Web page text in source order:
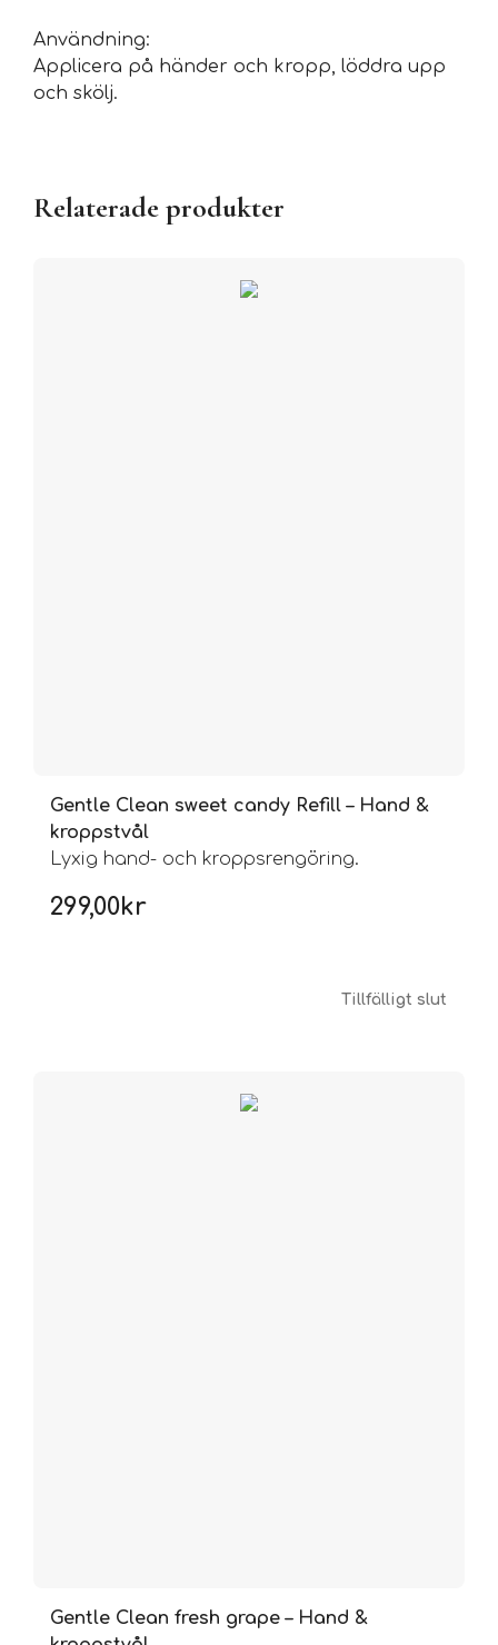
Användning:
Applicera på händer och kropp, löddra upp
och skölj.
Relaterade produkter
Gentle Clean sweet candy Refill – Hand &
kroppstvål
Lyxig hand- och kroppsrengöring.
299,00kr
Tillfälligt slut
Gentle Clean fresh grape – Hand &